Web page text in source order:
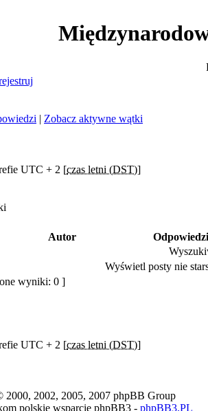
| Zobacz aktywne wątki
UTC + 2 [czas letni (DST)]
Autor
Wyświetl posty nie
wyniki: 0 ]
UTC + 2 [czas letni (DST)]
2000, 2002, 2005, 2007 phpBB Group
polskie wsparcie phpBB3 - phpBB3.PL